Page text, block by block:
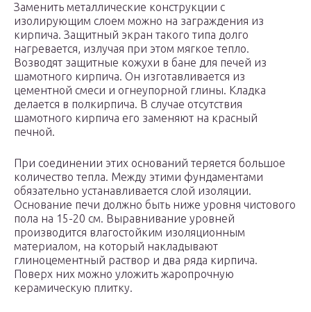
Заменить металлические конструкции с
изолирующим слоем можно на заграждения из
кирпича. Защитный экран такого типа долго
нагревается, излучая при этом мягкое тепло.
Возводят защитные кожухи в бане для печей из
шамотного кирпича. Он изготавливается из
цементной смеси и огнеупорной глины. Кладка
делается в полкирпича. В случае отсутствия
шамотного кирпича его заменяют на красный
печной.
При соединении этих оснований теряется большое
количество тепла. Между этими фундаментами
обязательно устанавливается слой изоляции.
Основание печи должно быть ниже уровня чистового
пола на 15-20 см. Выравнивание уровней
производится влагостойким изоляционным
материалом, на который накладывают
глиноцементный раствор и два ряда кирпича.
Поверх них можно уложить жаропрочную
керамическую плитку.